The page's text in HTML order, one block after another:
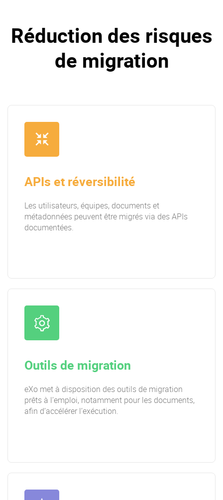
Réduction des risques
de migration
APIs et réversibilité
Les utilisateurs, équipes, documents et
métadonnées peuvent être migrés via des APIs
documentées.
Outils de migration
eXo met à disposition des outils de migration
prêts à l’emploi, notamment pour les documents,
afin d’accélérer l’exécution.